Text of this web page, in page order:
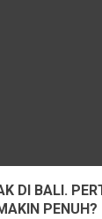
DI BALI.
PENUH?